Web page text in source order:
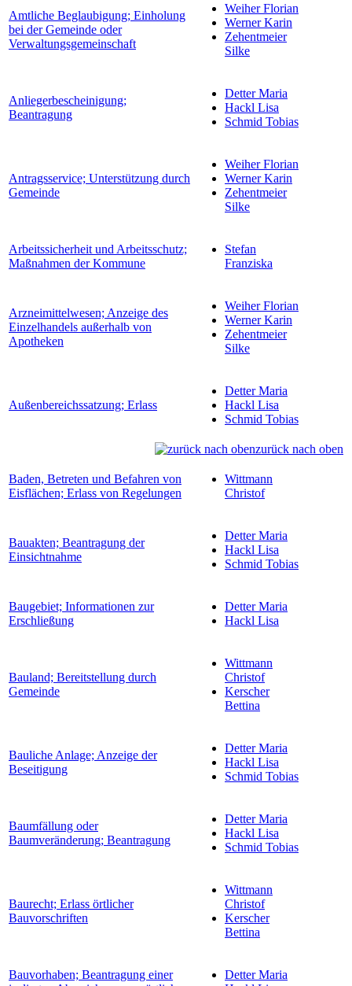
Amtliche Beglaubigung; Einholung
bei der Gemeinde oder
Verwaltungsgemeinschaft
Weiher Florian
Werner Karin
Zehentmeier
Silke
Anliegerbescheinigung;
Beantragung
Detter Maria
Hackl Lisa
Schmid Tobias
Antragsservice; Unterstützung durch
Gemeinde
Weiher Florian
Werner Karin
Zehentmeier
Silke
Arbeitssicherheit und Arbeitsschutz;
Maßnahmen der Kommune
Stefan
Franziska
Arzneimittelwesen; Anzeige des
Einzelhandels außerhalb von
Apotheken
Weiher Florian
Werner Karin
Zehentmeier
Silke
Außenbereichssatzung; Erlass
Detter Maria
Hackl Lisa
Schmid Tobias
zurück nach oben
Baden, Betreten und Befahren von
Eisflächen; Erlass von Regelungen
Wittmann
Christof
Bauakten; Beantragung der
Einsichtnahme
Detter Maria
Hackl Lisa
Schmid Tobias
Baugebiet; Informationen zur
Erschließung
Detter Maria
Hackl Lisa
Bauland; Bereitstellung durch
Gemeinde
Wittmann
Christof
Kerscher
Bettina
Bauliche Anlage; Anzeige der
Beseitigung
Detter Maria
Hackl Lisa
Schmid Tobias
Baumfällung oder
Baumveränderung; Beantragung
Detter Maria
Hackl Lisa
Schmid Tobias
Baurecht; Erlass örtlicher
Bauvorschriften
Wittmann
Christof
Kerscher
Bettina
Bauvorhaben; Beantragung einer
Detter Maria